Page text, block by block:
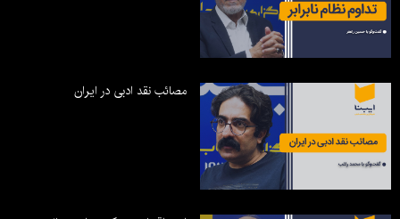
مصائب نقد ادبی در ایران